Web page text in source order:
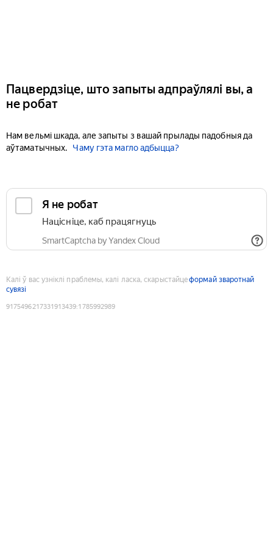
Пацвердзіце, што запыты адпраўлялі вы, а
не робат
Нам вельмі шкада, але запыты з вашай прылады падобныя да
аўтаматычных.
Чаму гэта магло адбыцца?
Я не робат
Націсніце, каб працягнуць
SmartCaptcha by Yandex Cloud
Калі ў вас узніклі праблемы, калі ласка, скарыстайцеформай зваротнай
сувязі
9175496217331913439:1785992989